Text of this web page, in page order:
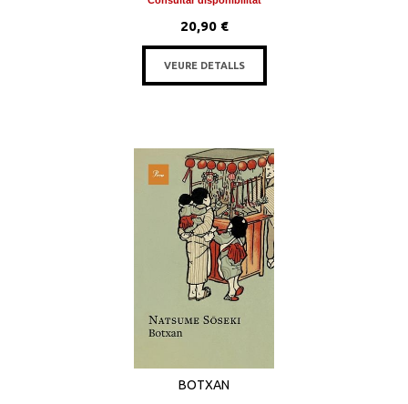
20,90 €
VEURE DETALLS
BOTXAN